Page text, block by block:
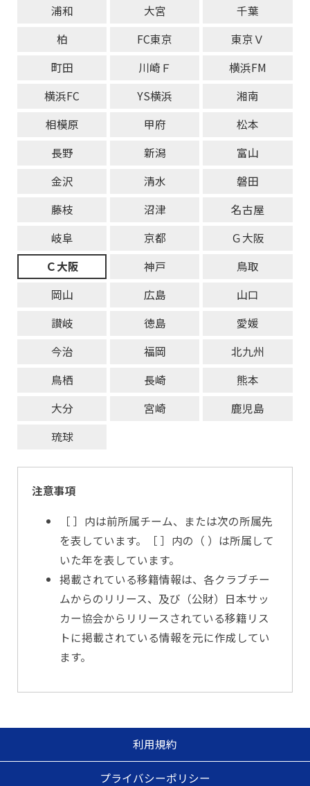
浦和
大宮
千葉
柏
FC東京
東京Ｖ
町田
川崎Ｆ
横浜FM
横浜FC
YS横浜
湘南
相模原
甲府
松本
長野
新潟
富山
金沢
清水
磐田
藤枝
沼津
名古屋
岐阜
京都
Ｇ大阪
Ｃ大阪
神戸
鳥取
岡山
広島
山口
讃岐
徳島
愛媛
今治
福岡
北九州
鳥栖
長崎
熊本
大分
宮崎
鹿児島
琉球
注意事項
［ ］内は前所属チーム、または次の所属先
を表しています。［ ］内の（ ）は所属して
いた年を表しています。
掲載されている移籍情報は、各クラブチー
ムからのリリース、及び（公財）日本サッ
カー協会からリリースされている移籍リス
トに掲載されている情報を元に作成してい
ます。
利用規約
プライバシーポリシー